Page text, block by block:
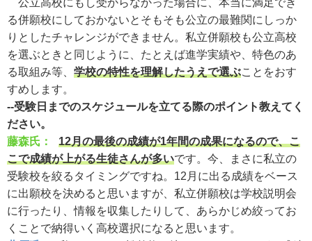
公立高校にもし受からなかった場合に、本当に満足でき
る併願校にしておかないとそもそも公立の最難関にしっか
りとしたチャレンジができません。私立併願校も公立高校
を選ぶときと同じように、たとえば進学実績や、特色のあ
る取組み等、 学校の特性を理解したうえで選ぶことをおす
すめします。
--受験日までのスケジュールを立てる際のポイント教えてく
ださい。
藤森氏：
12月の最後の成績が1年間の成果になるので、こ
こで成績が上がる生徒さんが多いです。今、まさに私立の
受験校を絞るタイミングですね。12月に出る成績をベース
に出願校を決めると思いますが、私立併願校は学校説明会
に行ったり、情報を収集したりして、あらかじめ絞ってお
くことで納得いく高校選択になると思います。